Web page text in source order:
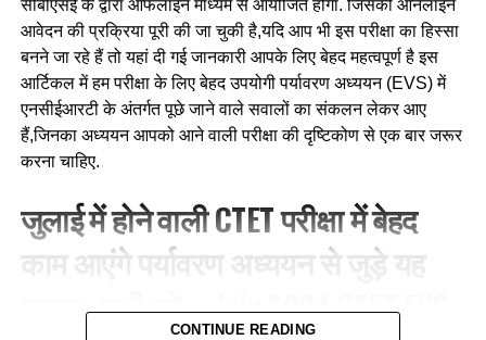
सीबीएसई के द्वारा ऑफलाइन माध्यम से आयोजित होगा. जिसकी ऑनलाइन
आवेदन की प्रक्रिया पूरी की जा चुकी है,यदि आप भी इस परीक्षा का हिस्सा
बनने जा रहे हैं तो यहां दी गई जानकारी आपके लिए बेहद महत्वपूर्ण है इस
आर्टिकल में हम परीक्षा के लिए बेहद उपयोगी पर्यावरण अध्ययन (EVS) में
एनसीईआरटी के अंतर्गत पूछे जाने वाले सवालों का संकलन लेकर आए
हैं,जिनका अध्ययन आपको आने वाली परीक्षा की दृष्टिकोण से एक बार जरूर
करना चाहिए.
जुलाई में होने वाली CTET परीक्षा में बेहद
काम आएंगे पर्यावरण अध्ययन से जुड़े यह
सवाल, अभी पढ़े—July 2024 CTET EVS
CONTINUE READING